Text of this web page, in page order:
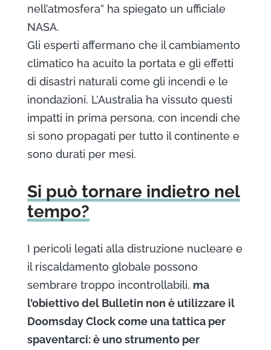
nell’atmosfera” ha spiegato un ufficiale
NASA.
Gli esperti affermano che il cambiamento
climatico ha acuito la portata e gli effetti
di disastri naturali come gli incendi e le
inondazioni. L’Australia ha vissuto questi
impatti in prima persona, con incendi che
si sono propagati per tutto il continente e
sono durati per mesi.
Si può tornare indietro nel
tempo?
I pericoli legati alla distruzione nucleare e
il riscaldamento globale possono
sembrare troppo incontrollabili, ma
l’obiettivo del Bulletin non è utilizzare il
Doomsday Clock come una tattica per
spaventarci: è uno strumento per